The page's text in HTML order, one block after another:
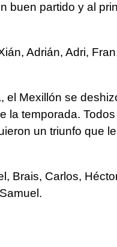
buen partido y al
Adrián, Adri,
el Mexillón se
la temporada.
un triunfo que
Brais, Carlos,